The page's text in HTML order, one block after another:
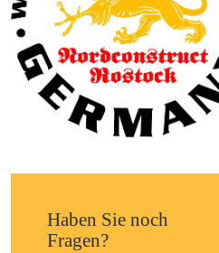
Haben Sie noch
Fragen?